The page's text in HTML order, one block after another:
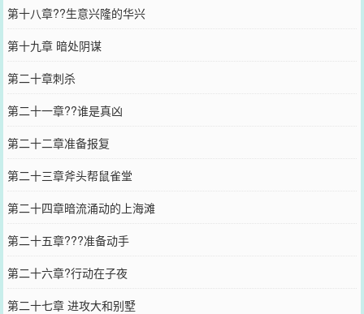
第十八章??生意兴隆的华兴
第十九章 暗处阴谋
第二十章刺杀
第二十一章??谁是真凶
第二十二章准备报复
第二十三章斧头帮鼠雀堂
第二十四章暗流涌动的上海滩
第二十五章???准备动手
第二十六章?行动在子夜
第二十七章 进攻大和别墅